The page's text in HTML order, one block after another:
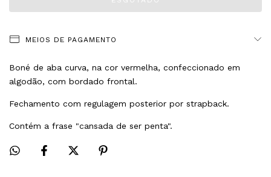
MEIOS DE PAGAMENTO
Boné de aba curva, na cor vermelha, confeccionado em
algodão, com bordado frontal.
Fechamento com regulagem posterior por strapback.
Contém a frase "cansada de ser penta".